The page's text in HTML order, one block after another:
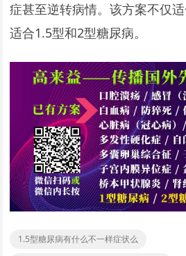
症甚至逆转病情。该方案不仅
适合1.5型和2型糖尿病。
1.5型糖尿病有什么不一样症状么